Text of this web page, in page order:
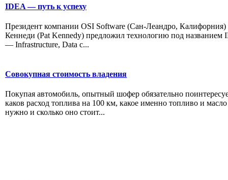
IDEA — путь к успеху
Президент компании OSI Software (Сан-Леандро, Калифорния)
Кеннеди (Pat Kennedy) предложил технологию под названием
— Infrastructure, Data c...
Совокупная стоимость владения
Покупая автомобиль, опытный шофер обязательно
каков расход топлива на 100 км, какое именно топливо и масло
нужно и сколько оно стоит...